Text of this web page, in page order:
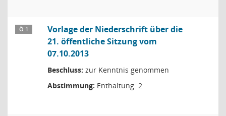
Ö 1
Vorlage der Niederschrift über die
21. öffentliche Sitzung vom
07.10.2013
Beschluss: zur Kenntnis genommen
Abstimmung: Enthaltung: 2